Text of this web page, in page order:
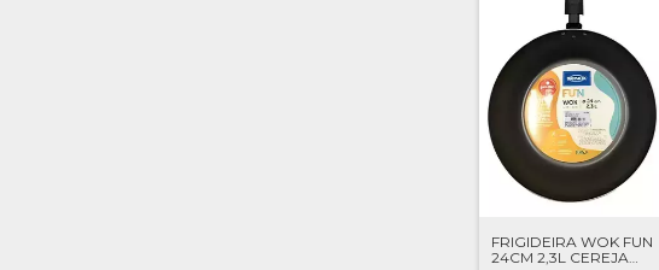
FRIGIDEIRA WOK FUN
24CM 2,3L CEREJA